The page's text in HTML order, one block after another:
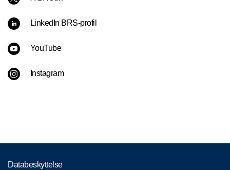
LinkedIn BRS-profil
YouTube
Instagram
Databeskyttelse